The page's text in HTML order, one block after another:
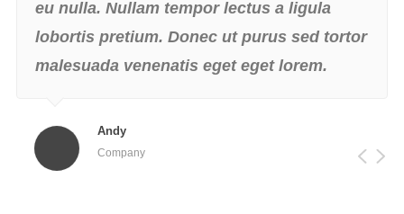
eu nulla. Nullam tempor lectus a ligula
lobortis pretium. Donec ut purus sed tortor
malesuada venenatis eget eget lorem.
Andy
Company